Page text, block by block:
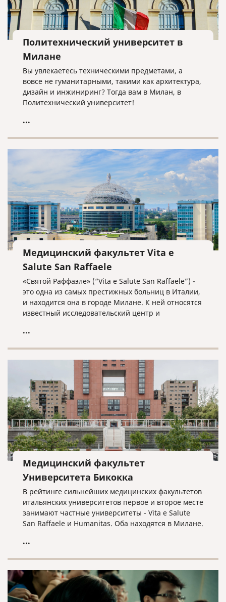
Политехнический университет в
Милане
Вы увлекаетесь техническими предметами, а
вовсе не гуманитарными, такими как архитектура,
дизайн и инжиниринг? Тогда вам в Милан, в
Политехнический университет!
...
Медицинский факультет Vita e
Salute San Raffaele
«Святой Раффаэле» (“Vita e Salute San Raffaele”) -
это одна из самых престижных больниц в Италии,
и находится она в городе Милане. К ней относятся
известный исследовательский центр и
переводится как «Жизнь и Здоровье». В данном
университетов мира, и на 151-200 месте в
рейтинге медицинских университетов мира.
...
Медицинский факультет
Университета Бикокка
В рейтинге сильнейших медицинских факультетов
итальянских университетов первое и второе месте
занимают частные университеты - Vita e Salute
San Raffaele и Humanitas. Оба находятся в Милане.
иностранцев, потому что обучение проходит
...